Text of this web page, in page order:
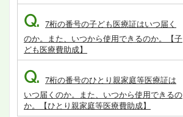
Q. 7桁の番号の子ども医療証はいつ届く
のか。また、いつから使用できるのか。【子
ども医療費助成】
Q. 7桁の番号のひとり親家庭等医療証は
いつ届くのか。また、いつから使用できるの
か。【ひとり親家庭等医療費助成】